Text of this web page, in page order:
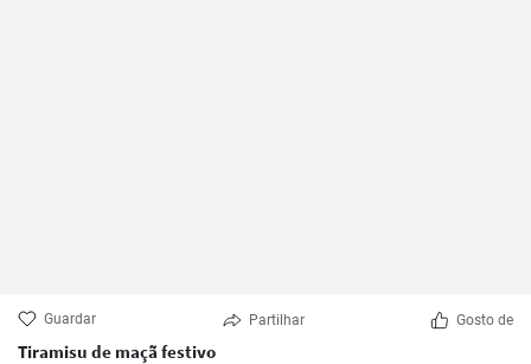
Guardar Partilhar Gosto de
Tiramisu de maçã festivo